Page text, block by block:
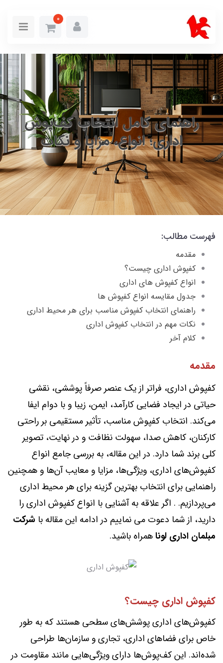
0
راهنمای کامل انتخاب کف‌پوش
اداری؛ انواع، مزایا و نکات
فهرست مطالب:
مقدمه
کفپوش اداری چیست؟
انواع کفپوش های اداری
جدول مقایسه انواع کفپوش ها
راهنمای انتخاب کفپوش مناسب برای هر محیط اداری
نکات مهم در انتخاب کفپوش اداری
کلام آخر
مقدمه
کفپوش اداری، فراتر از یک عنصر صرفاً پوششی، نقشی
حیاتی در ایجاد فضایی کارآمد، ایمن، زیبا و با دوام ایفا
می‌کند. انتخاب کفپوش مناسب، تأثیر مستقیمی بر راحتی
کارکنان، کاهش صدا، سهولت نظافت و در نهایت، تصویر
کلی برند شما دارد. در این مقاله، به بررسی جامع انواع
کفپوش‌های اداری، ویژگی‌ها، مزایا و معایب آن‌ها و همچنین
راهنمایی برای انتخاب بهترین گزینه برای هر محیط اداری
می‌پردازیم. . اگر علاقه‌ به آشنایی با انواع کفپوش اداری را
دارید، از شما دعوت می‌ نماییم در ادامه این مقاله با شرکت
مبلمان اداری لوناهمراه باشید.
کفپوش اداری چیست؟
کفپوش‌های اداری پوشش‌های سطحی هستند که به طور
خاص برای فضاهای اداری، تجاری و سازمان‌ها طراحی
شده‌اند. این کف‌پوش‌ها دارای ویژگی‌هایی مانند مقاومت در